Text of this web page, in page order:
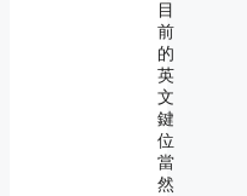
目
前
的
英
文
鍵
位
當
然